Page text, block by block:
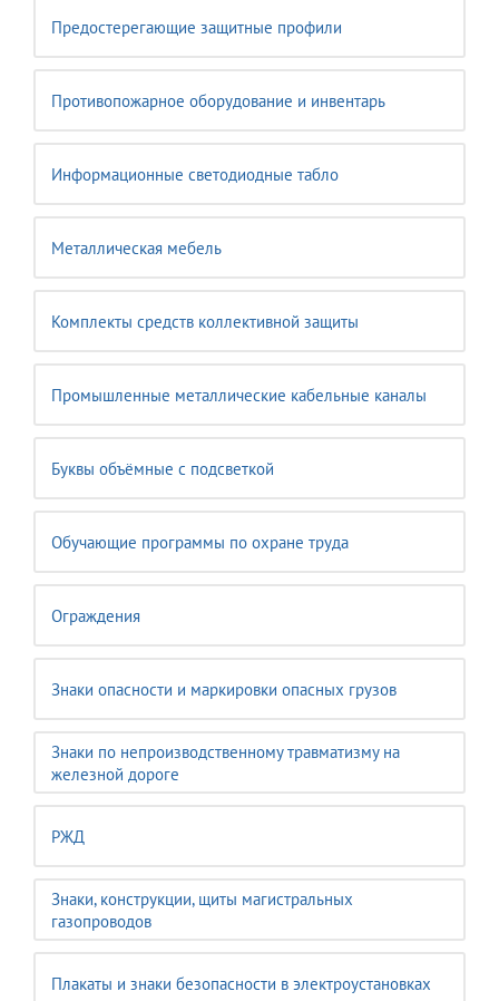
Предостерегающие защитные профили
Противопожарное оборудование и инвентарь
Информационные светодиодные табло
Металлическая мебель
Комплекты средств коллективной защиты
Промышленные металлические кабельные каналы
Буквы объёмные с подсветкой
Обучающие программы по охране труда
Ограждения
Знаки опасности и маркировки опасных грузов
Знаки по непроизводственному травматизму на
железной дороге
РЖД
Знаки, конструкции, щиты магистральных
газопроводов
Плакаты и знаки безопасности в электроустановках